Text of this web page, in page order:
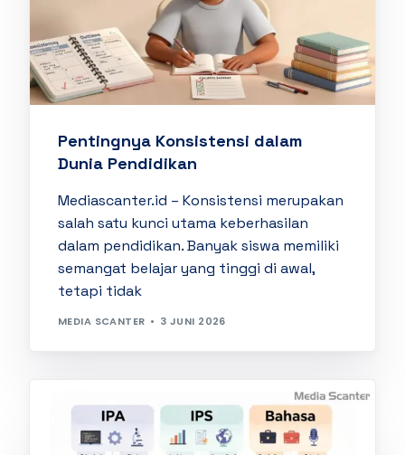
Pentingnya Konsistensi dalam
Dunia Pendidikan
Mediascanter.id – Konsistensi merupakan
salah satu kunci utama keberhasilan
dalam pendidikan. Banyak siswa memiliki
semangat belajar yang tinggi di awal,
tetapi tidak
MEDIA SCANTER 3 JUNI 2026